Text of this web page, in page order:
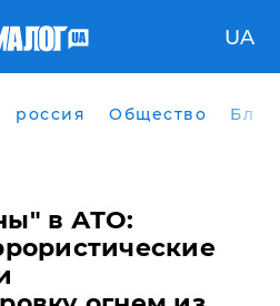
UA
россия Общество
в АТО: